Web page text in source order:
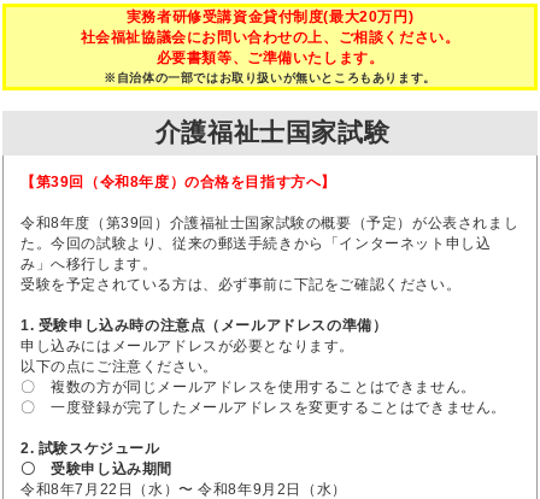
実務者研修受講資金貸付制度(最大20万円)
社会福祉協議会にお問い合わせの上、ご相談ください。
必要書類等、ご準備いたします。
※自治体の一部ではお取り扱いが無いところもあります。
介護福祉士国家試験
【第39回（令和8年度）の合格を目指す方へ】
令和8年度（第39回）介護福祉士国家試験の概要（予定）が公表されまし
た。今回の試験より、従来の郵送手続きから「インターネット申し込
み」へ移行します。
受験を予定されている方は、必ず事前に下記をご確認ください。
1. 受験申し込み時の注意点（メールアドレスの準備）
申し込みにはメールアドレスが必要となります。
以下の点にご注意ください。
〇 複数の方が同じメールアドレスを使用することはできません。
〇 一度登録が完了したメールアドレスを変更することはできません。
2. 試験スケジュール
〇 受験申し込み期間
令和8年7月22日（水）〜 令和8年9月2日（水）